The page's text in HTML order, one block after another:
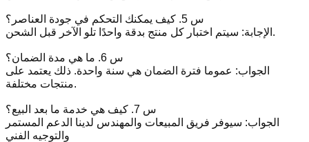
س 5. كيف يمكنك التحكم في جودة العناصر؟
الإجابة: سيتم اختبار كل منتج بدقة واحدًا تلو الآخر قبل الشحن.
س 6. ما هي مدة الضمان؟
الجواب: عموما فترة الضمان هي سنة واحدة. ذلك يعتمد على
منتجات مختلفة.
س 7. كيف هي خدمة ما بعد البيع؟
الجواب: سيوفر فريق المبيعات والمهندس لدينا الدعم المستمر
والتوجيه الفني